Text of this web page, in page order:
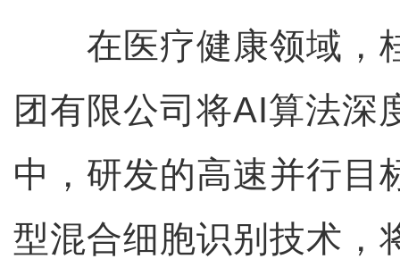
在医疗健康领域，
团有限公司将AI算法深
中，研发的高速并行目
型混合细胞识别技术，